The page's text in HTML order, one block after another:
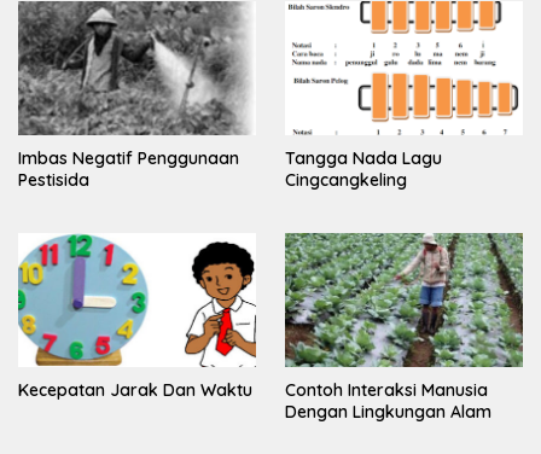
Imbas Negatif Penggunaan
Pestisida
Tangga Nada Lagu
Cingcangkeling
Kecepatan Jarak Dan Waktu
Contoh Interaksi Manusia
Dengan Lingkungan Alam